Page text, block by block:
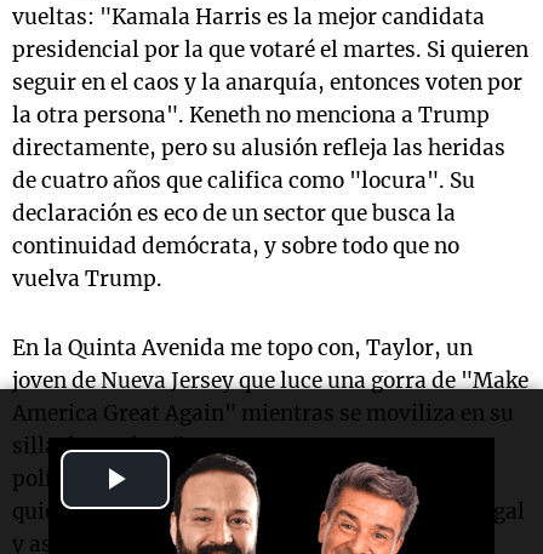
Play
Video
vueltas: "Kamala Harris es la mejor candidata
presidencial por la que votaré el martes. Si quieren
seguir en el caos y la anarquía, entonces voten por
la otra persona". Keneth no menciona a Trump
directamente, pero su alusión refleja las heridas
de cuatro años que califica como "locura". Su
declaración es eco de un sector que busca la
continuidad demócrata, y sobre todo que no
vuelva Trump.
En la Quinta Avenida me topo con, Taylor, un
joven de Nueva Jersey que luce una gorra de "Make
America Great Again" mientras se moviliza en su
silla de ruedas. "Voy a votar por Trump por sus
políticas fronterizas", dice con seguridad. "Si
quieren entrar, tienen que hacerlo de manera legal
y así es como funciona". Taylor refleja otra